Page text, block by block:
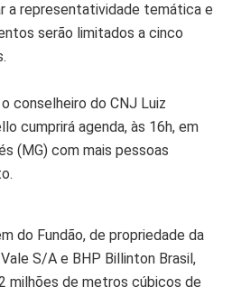
a representatividade temática e
serão limitados a cinco
conselheiro do CNJ Luiz
cumprirá agenda, às 16h, em
(MG) com mais pessoas
do Fundão, de propriedade da
S/A e BHP Billinton Brasil,
milhões de metros cúbicos de